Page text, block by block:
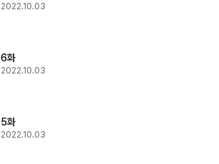
2022.10.03
6화
2022.10.03
5화
2022.10.03